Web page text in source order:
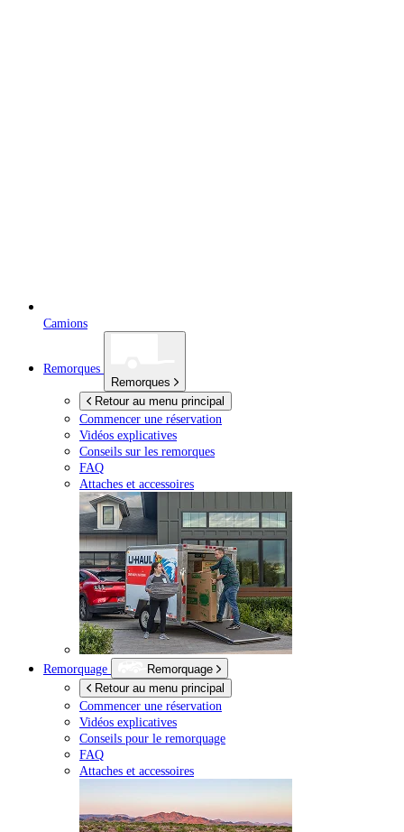
Camions
Remorques
Remorques
Retour au menu principal
Commencer une réservation
Vidéos explicatives
Conseils sur les remorques
FAQ
Attaches et accessoires
Remorquage
Remorquage
Retour au menu principal
Commencer une réservation
Vidéos explicatives
Conseils pour le remorquage
FAQ
Attaches et accessoires